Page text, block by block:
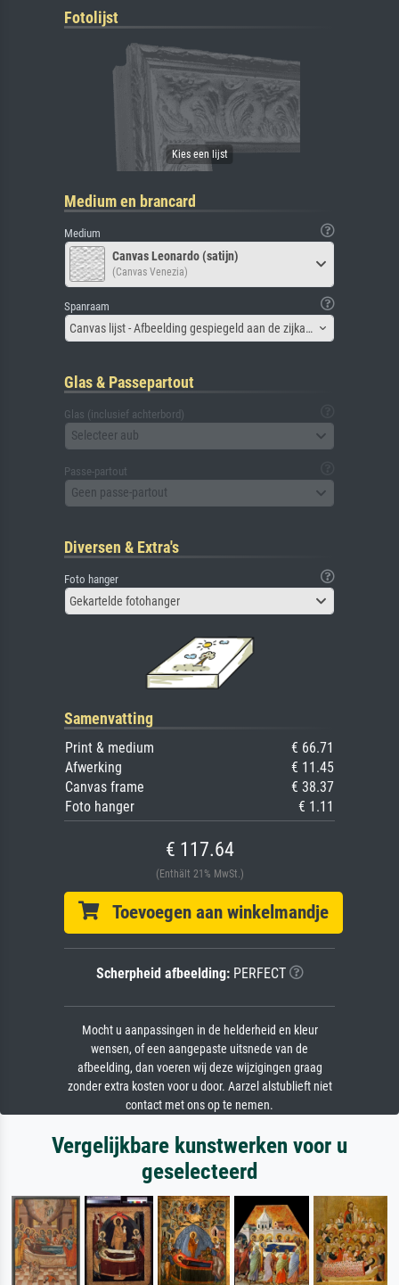
Fotolijst
Medium en brancard
Medium
Canvas Leonardo (satijn)
(Canvas Venezia)
Spanraam
Canvas lijst - Afbeelding gespiegeld aan de zijkant
Glas & Passepartout
Glas (inclusief achterbord)
Selecteer aub
Passe-partout
Geen passe-partout
Diversen & Extra's
Foto hanger
Gekartelde fotohanger
Samenvatting
Print & medium
€ 66.71
Afwerking
€ 11.45
Canvas frame
€ 38.37
Foto hanger
€ 1.11
€ 117.64
(Enthält 21% MwSt.)
Toevoegen aan winkelmandje
Scherpheid afbeelding:PERFECT
Mocht u aanpassingen in de helderheid en kleur
wensen, of een aangepaste uitsnede van de
afbeelding, dan voeren wij deze wijzigingen graag
zonder extra kosten voor u door. Aarzel alstublieft niet
contact met ons op te nemen.
Vergelijkbare kunstwerken voor u
geselecteerd